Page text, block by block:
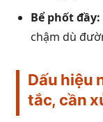
Bể phốt đầy:
chậm dù
Dấu hiệu
tắc, cần